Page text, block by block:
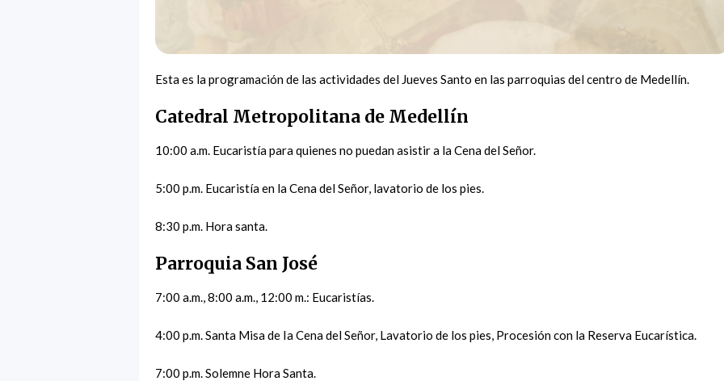
Esta es la programación de las actividades del Jueves Santo en las parroquias del centro de Medellín.
Catedral Metropolitana de Medellín
10:00 a.m. Eucaristía para quienes no puedan asistir a la Cena del Señor.
5:00 p.m. Eucaristía en la Cena del Señor, lavatorio de los pies.
8:30 p.m. Hora santa.
Parroquia San José
7:00 a.m., 8:00 a.m., 12:00 m.: Eucaristías.
4:00 p.m. Santa Misa de Ia Cena del Señor, Lavatorio de los pies, Procesión con la Reserva Eucarística.
7:00 p.m. Solemne Hora Santa.